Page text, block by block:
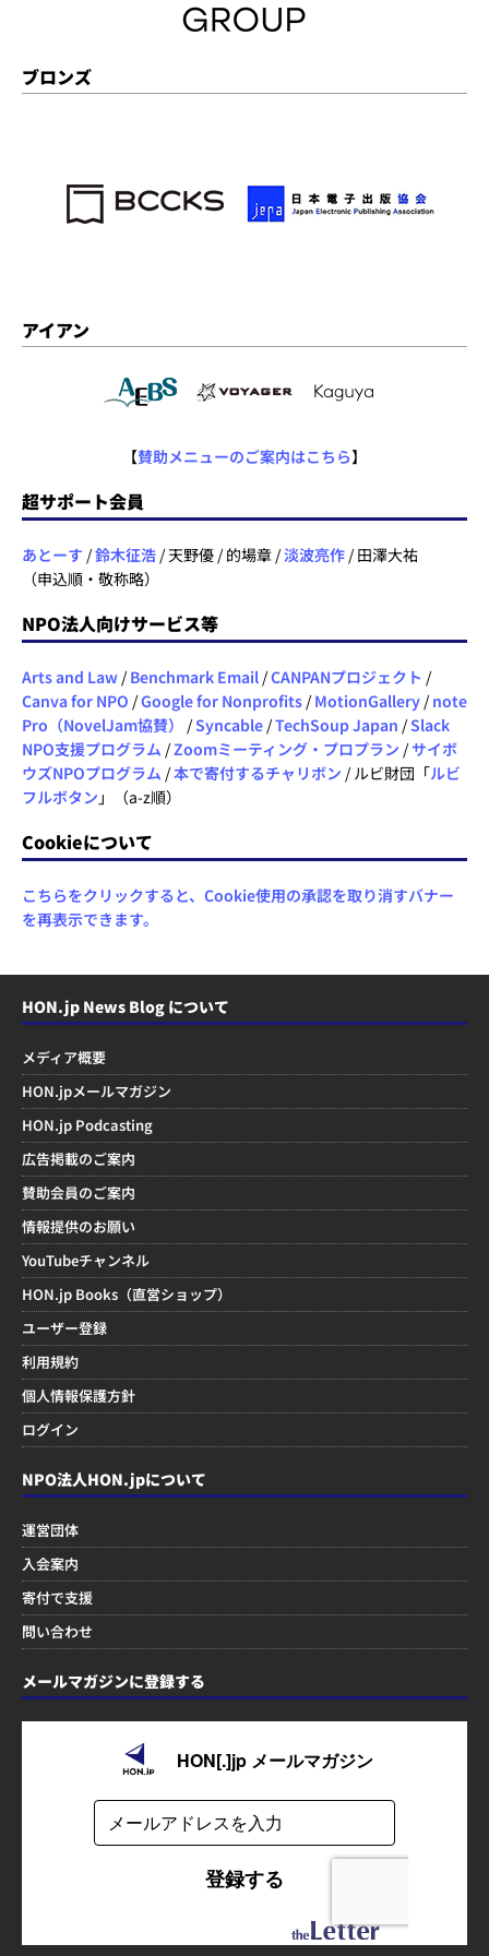
ブロンズ
アイアン
【賛助メニューのご案内はこちら】
超サポート会員
あとーす /鈴木征浩 / 天野優 / 的場章 /淡波亮作 / 田澤大祐
（申込順・敬称略）
NPO法人向けサービス等
Arts and Law / Benchmark Email /CANPANプロジェクト /
Canva for NPO /Google for Nonprofits / MotionGallery / note
Pro（NovelJam協賛）
/Syncable /TechSoup Japan /Slack
NPO支援プログラム /Zoomミーティング・プロプラン /サイボ
ウズNPOプログラム /本で寄付するチャリボン / ルビ財団「ルビ
フルボタン 」（a-z順）
Cookieについて
こちらをクリックすると、Cookie使用の承認を取り消すバナー
を再表示できます。
HON.jp News Blog について
メディア概要
HON.jpメールマガジン
HON.jp Podcasting
広告掲載のご案内
賛助会員のご案内
情報提供のお願い
YouTubeチャンネル
HON.jp Books（直営ショップ）
ユーザー登録
利用規約
個人情報保護方針
ログイン
NPO法人HON.jpについて
運営団体
入会案内
寄付で支援
問い合わせ
メールマガジンに登録する